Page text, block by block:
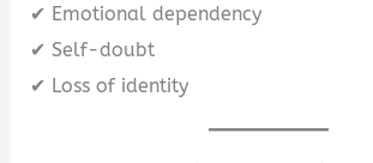
✔ Emotional dependency
✔ Self-doubt
✔ Loss of identity